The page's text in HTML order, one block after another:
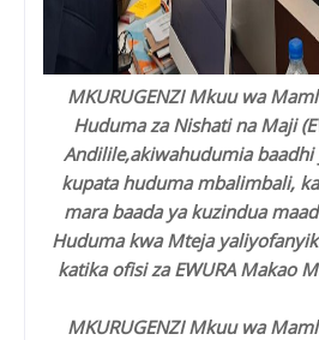
MKURUGENZI Mkuu wa
Huduma za Nishati na Maji
Andilile,akiwahudumia
kupata huduma mbalimbali,
mara baada ya kuzindua
Huduma kwa Mteja
katika ofisi za EWURA Makao
MKURUGENZI Mkuu wa